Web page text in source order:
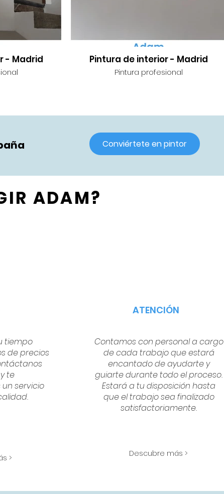
- Madrid Pintura de interior - Madrid
Pintura profesional
Conviértete en pintor
tiempo
de precios
te
servicio
>
ATENCIÓN
Contamos con personal a cargo
de cada trabajo que estará
encantado de ayudarte y
guiarte durante todo el proceso.
Estará a tu disposición hasta
que el trabajo sea finalizado
satisfactoriamente.
Descubre más >
ADAM?